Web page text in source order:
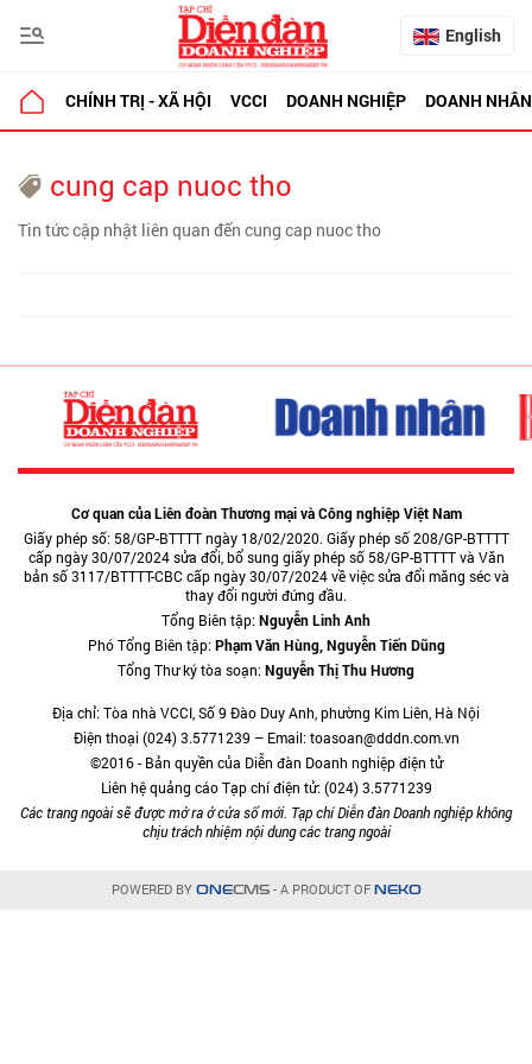
English
CHÍNH TRỊ - XÃ HỘI VCCI DOANH NGHIỆP DOANH NHÂN
cung cap nuoc tho
Tin tức cập nhật liên quan đến cung cap nuoc tho
Cơ quan của Liên đoàn Thương mại và Công nghiệp Việt Nam
Giấy phép số: 58/GP-BTTTT ngày 18/02/2020. Giấy phép số 208/GP-BTTTT
cấp ngày 30/07/2024 sửa đổi, bổ sung giấy phép số 58/GP-BTTTT và Văn
bản số 3117/BTTTT-CBC cấp ngày 30/07/2024 về việc sửa đổi măng séc và
thay đổi người đứng đầu.
Tổng Biên tập:Nguyễn Linh Anh
Phó Tổng Biên tập:Phạm Văn Hùng, Nguyễn Tiến Dũng
Tổng Thư ký tòa soạn:Nguyễn Thị Thu Hương
Địa chỉ: Tòa nhà VCCI, Số 9 Đào Duy Anh, phường Kim Liên, Hà Nội
Điện thoại (024) 3.5771239 – Email: toasoan@dddn.com.vn
©2016 - Bản quyền của Diễn đàn Doanh nghiệp điện tử
Liên hệ quảng cáo Tạp chí điện tử: (024) 3.5771239
Các trang ngoài sẽ được mở ra ở cửa sổ mới. Tạp chí Diễn đàn Doanh nghiệp không
chịu trách nhiệm nội dung các trang ngoài
POWERED BY ONECMS- A PRODUCT OF NEKO